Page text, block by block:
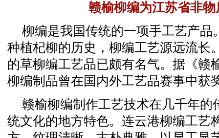
赣榆柳编为江苏省非
柳编是我国传统的一项手工艺产品
种植杞柳的历史，柳编工艺源远流长
的草柳编工艺品已颇有名气。据《赣
柳编制品曾在国内外工艺品赛事中获
赣榆柳编制作工艺技术在几千年的
统文化的地方特色。连云港柳编工艺